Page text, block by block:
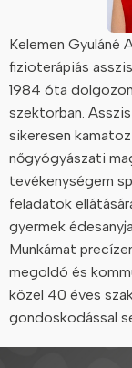
Kelemen Gyuláné
fizioterápiás
1984 óta
szektorban.
sikeresen
nőgyógyászati
tevékenységem
feladatok
gyermek
Munkámat
megoldó és
közel 40 éves
gondoskodással